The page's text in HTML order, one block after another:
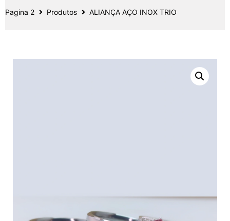
Pagina 2 Produtos ALIANÇA AÇO INOX TRIO